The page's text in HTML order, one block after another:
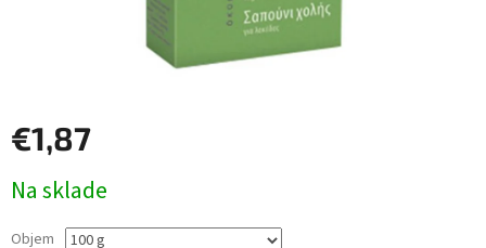
€1,87
cena:
Na sklade
Objem